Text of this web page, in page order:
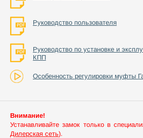
Руководство пользователя
Руководство по установке и
КПП
Особенность регулировки муфты
Внимание!
Устанавливайте замок только в
Дилерская сеть).